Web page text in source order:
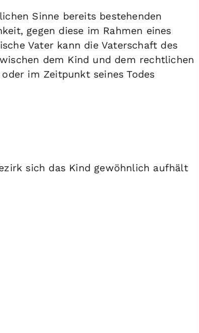
Sinne bereits bestehenden
gegen diese im Rahmen eines
Vater kann die Vaterschaft des
dem Kind und dem rechtlichen
im Zeitpunkt seines Todes
sich das Kind gewöhnlich aufhält